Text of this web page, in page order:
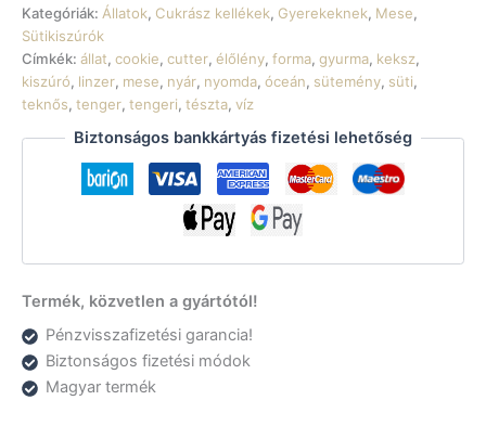
Kategóriák: Állatok, Cukrász kellékek, Gyerekeknek, Mese,
Sütikiszúrók
Címkék: állat, cookie, cutter, élőlény, forma, gyurma, keksz,
kiszúró, linzer, mese, nyár, nyomda, óceán, sütemény, süti,
teknős, tenger, tengeri, tészta, víz
Biztonságos bankkártyás fizetési lehetőség
Termék, közvetlen a gyártótól!
Pénzvisszafizetési garancia!
Biztonságos fizetési módok
Magyar termék